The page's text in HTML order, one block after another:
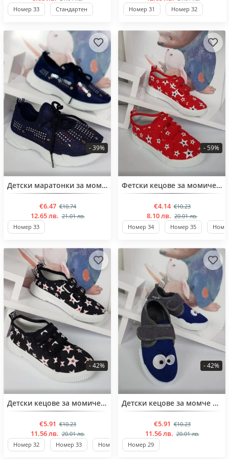
Номер 33
Стандартен
Номер 31
Номер 32
BESTSELLERДетски маратонки за момиче
€6.47 €10.74
- 39%
12.65 лв. 21.01 лв.
Номер 33
Фетски кецове за момичета от 32 до 37 номер
€4.14 €10.23
- 59%
8.10 лв. 20.01 лв.
Номер 34
Номер 35
BESTSELLERДетски кецове за момичета от 32 до 37 номер
€5.91 €10.23
- 42%
11.56 лв. 20.01 лв.
Номер 32
Номер 33 Номер 34 Стандартен
BESTSELLERДетски кецове за момче от 26 до 30 номер
€5.91 €10.23
- 42%
11.56 лв. 20.01 лв.
Номер 29